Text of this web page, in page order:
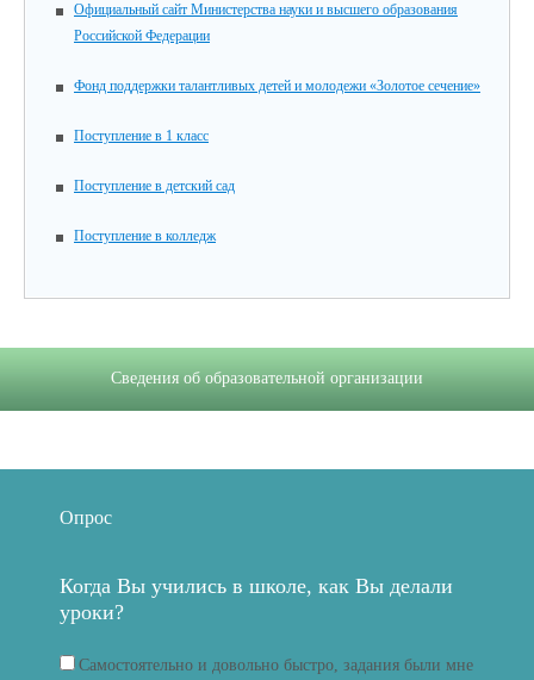
Официальный сайт Министерства науки и высшего образования
Российской Федерации
Фонд поддержки талантливых детей и молодежи «Золотое сечение»
Поступление в 1 класс
Поступление в детский сад
Поступление в колледж
Сведения об образовательной организации
Опрос
Когда Вы учились в школе, как Вы делали
уроки?
Самостоятельно и довольно быстро, задания были мне